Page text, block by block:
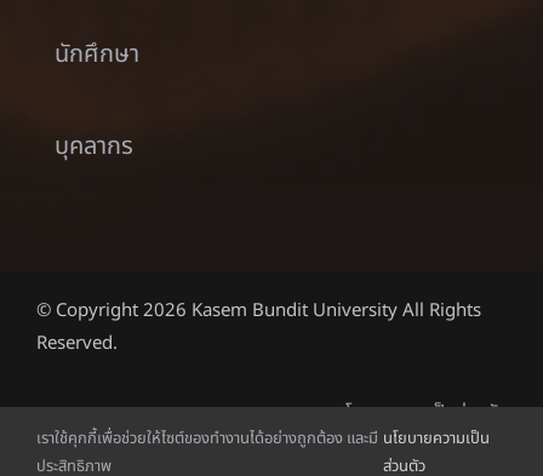
นักศึกษา
บุคลากร
© Copyright 2026 Kasem Bundit University All Rights
Reserved.
นโยบายความเป็นส่วนตัว
เราใช้คุกกี้เพื่อช่วยให้ไซต์ของทำงานได้อย่างถูกต้อง และมี
ประสิทธิภาพ
นโยบายความเป็น
ส่วนตัว